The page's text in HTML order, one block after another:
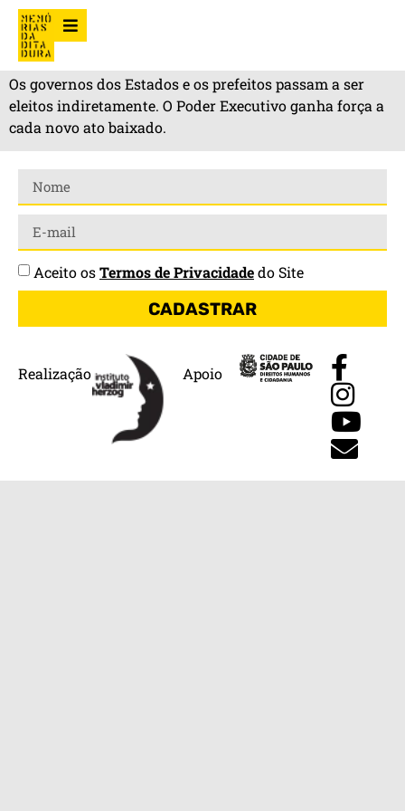
Os governos dos Estados e os prefeitos passam a ser
eleitos indiretamente. O Poder Executivo ganha força a
cada novo ato baixado.
Realização Apoio
Aceito osTermos de Privacidadedo Site
CADASTRAR